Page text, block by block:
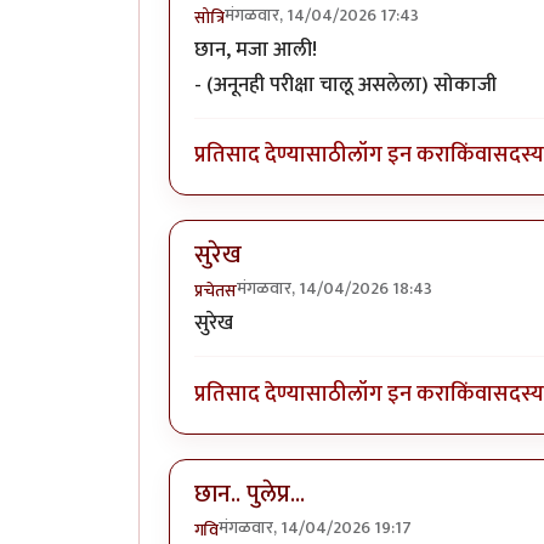
सोत्रिमंगळवार, 14/04/2026 17:43
छान, मजा आली!
- (अनूनही परीक्षा चालू असलेला) सोकाजी
प्रतिसाद देण्यासाठीलॉग इन कराकिंवासदस्य
सुरेख
प्रचेतसमंगळवार, 14/04/2026 18:43
सुरेख
प्रतिसाद देण्यासाठीलॉग इन कराकिंवासदस्य
छान.. पुलेप्र...
गविमंगळवार, 14/04/2026 19:17